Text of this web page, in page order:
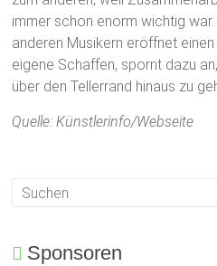
immer schon enorm wichtig
anderen Musikern eröffnet
eigene Schaffen, spornt dazu
über den Tellerrand hinaus zu
Quelle: Künstlerinfo/Webseite
Sponsoren